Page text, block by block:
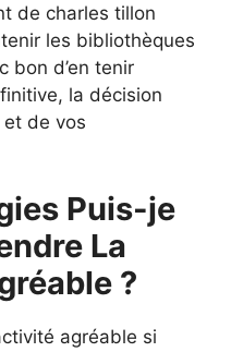
de charles tillon
les bibliothèques
bon d’en tenir
la décision
de vos
Puis-je
La
?
agréable si